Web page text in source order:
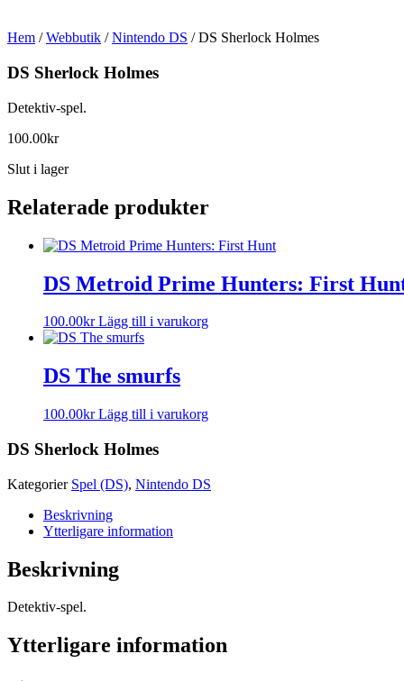
Hem /Webbutik /Nintendo DS / DS Sherlock Holmes
DS Sherlock Holmes
Detektiv-spel.
100.00kr
Slut i lager
Relaterade produkter
DS Metroid Prime Hunters: First
100.00kr Lägg till i varukorg
DS The smurfs
100.00kr Lägg till i varukorg
DS Sherlock Holmes
Kategorier Spel (DS), Nintendo DS
Beskrivning
Ytterligare information
Beskrivning
Detektiv-spel.
Ytterligare information